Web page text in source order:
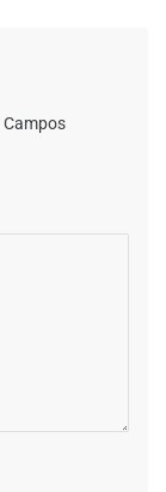
Campos